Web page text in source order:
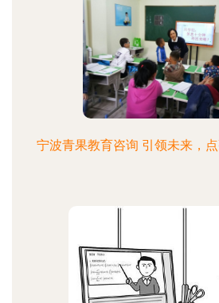
宁波青果教育咨询 引领未来，